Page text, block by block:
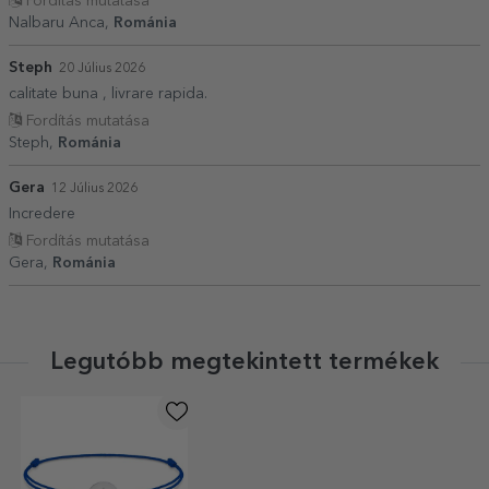
Nalbaru Anca,
Románia
Steph 20 Július 2026
calitate buna , livrare rapida.
Fordítás mutatása
Steph,
Románia
Gera 12 Július 2026
Incredere
Fordítás mutatása
Gera,
Románia
Legutóbb megtekintett termékek